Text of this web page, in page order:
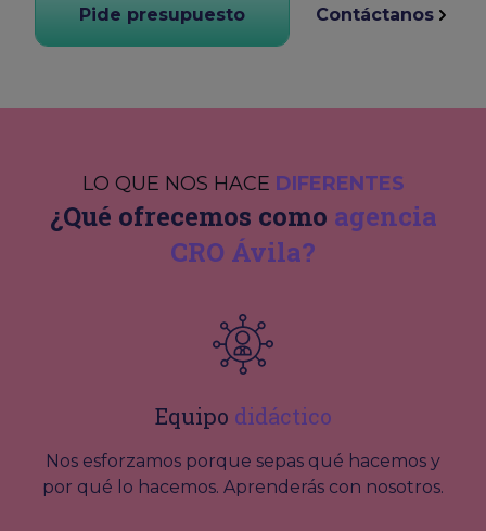
Pide presupuesto Contáctanos
LO QUE NOS HACE DIFERENTES
¿Qué ofrecemos como agencia
CRO Ávila?
Equipo didáctico
Nos esforzamos porque sepas qué hacemos y
por qué lo hacemos. Aprenderás con nosotros.